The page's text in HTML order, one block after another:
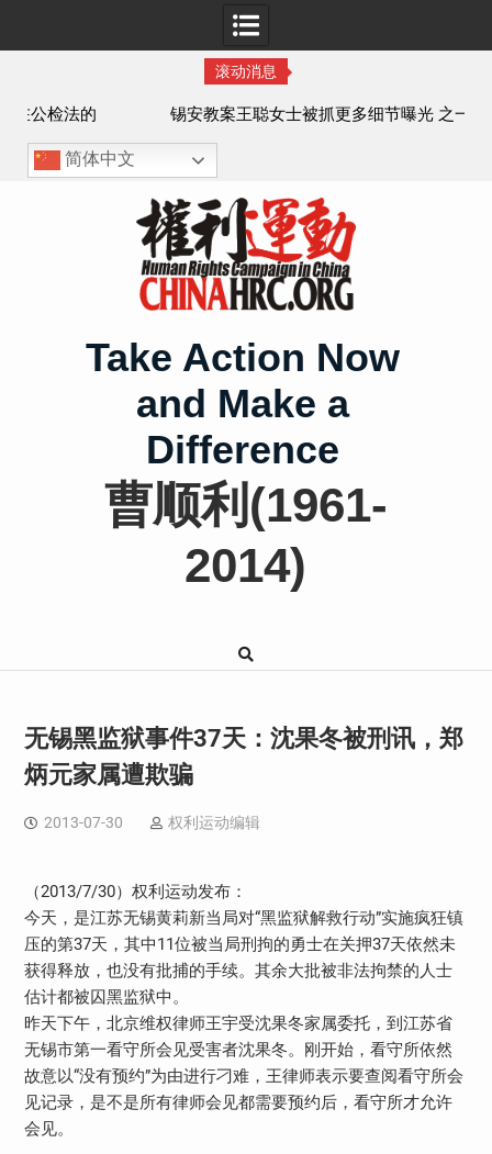
滚动消息
锡安教案王聪女士被抓更多细节曝光 之一
简体中文
Take Action Now
and Make a
Difference
曹顺利(1961-
2014)
无锡黑监狱事件37天：沈果冬被刑讯，郑
炳元家属遭欺骗
2013-07-30 权利运动编辑
（2013/7/30）权利运动发布：
今天，是江苏无锡黄莉新当局对“黑监狱解救行动”实施疯狂镇
压的第37天，其中11位被当局刑拘的勇士在关押37天依然未
获得释放，也没有批捕的手续。其余大批被非法拘禁的人士
估计都被囚黑监狱中。
昨天下午，北京维权律师王宇受沈果冬家属委托，到江苏省
无锡市第一看守所会见受害者沈果冬。刚开始，看守所依然
故意以“没有预约”为由进行刁难，王律师表示要查阅看守所会
见记录，是不是所有律师会见都需要预约后，看守所才允许
会见。